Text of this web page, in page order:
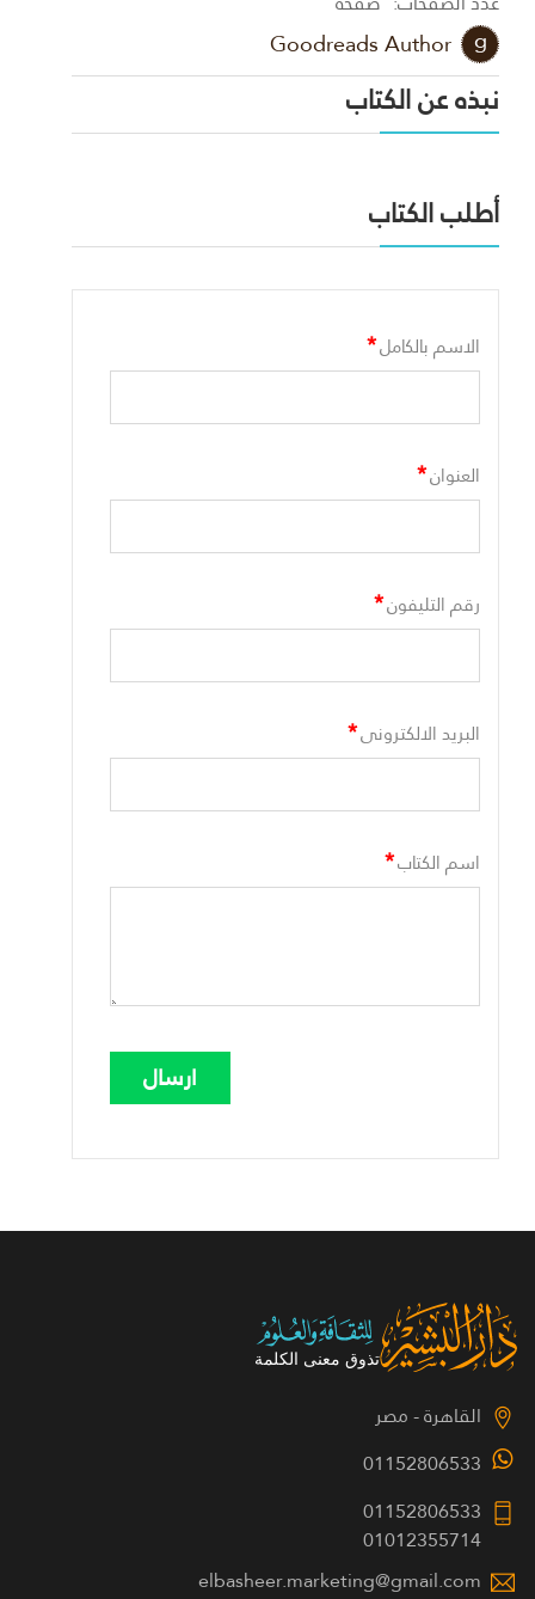
Goodreads Author
نبذه عن الكتاب
أطلب الكتاب
الاسم بالكامل*
العنوان*
رقم التليفون*
البريد الالكترونى*
اسم الكتاب*
القاهرة - مصر
01152806533
01152806533
01012355714
elbasheer.marketing@gmail.com